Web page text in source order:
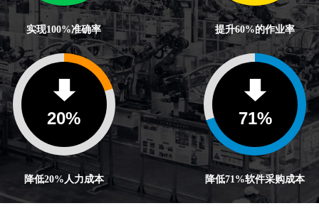
实现100%准确率 提升60%的作业率
20%
降低20%人力成本
71%
降低71%软件采购成本